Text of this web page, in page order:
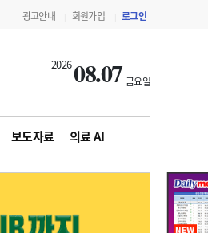
광고안내 회원가입 로그인
202608.07 금요일
보도자료 의료 AI